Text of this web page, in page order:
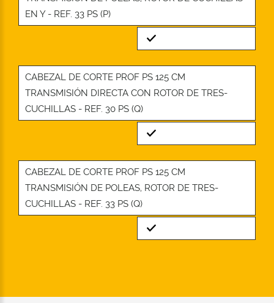
EN Y - REF. 33 PS (P)
Standard
CABEZAL DE CORTE PROF PS 125 CM
TRANSMISIÓN DIRECTA CON ROTOR DE TRES-
CUCHILLAS - REF. 30 PS (Q)
Standard
CABEZAL DE CORTE PROF PS 125 CM
TRANSMISIÓN DE POLEAS, ROTOR DE TRES-
CUCHILLAS - REF. 33 PS (Q)
Standard